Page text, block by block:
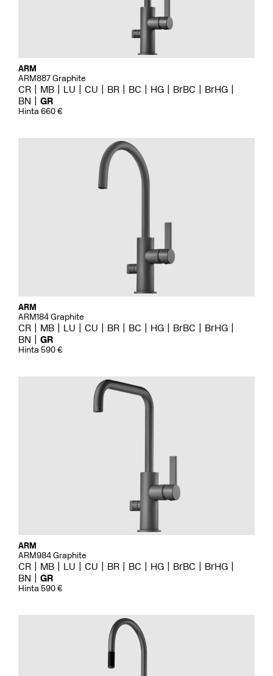
ARM
ARM887 Graphite
CR MB LU CU BR BC HG BrBC
BrHG
BN
GR
Hinta 660 €
ARM
ARM184 Graphite
CR MB LU CU BR BC HG BrBC
BrHG
BN
GR
Hinta 590 €
ARM
ARM984 Graphite
CR MB LU CU BR BC HG BrBC
BrHG
BN
GR
Hinta 590 €